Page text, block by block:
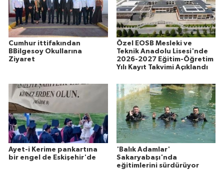
Cumhur ittifakından
BBilgesoy Okullarına
Ziyaret
Özel EOSB Mesleki ve
Teknik Anadolu Lisesi'nde
2026-2027 Eğitim-Öğretim
Yılı Kayıt Takvimi Açıklandı
Ayet-i Kerime pankartına
bir engel de Eskişehir'de
'Balık Adamlar'
Sakaryabaşı'nda
eğitimlerini sürdürüyor